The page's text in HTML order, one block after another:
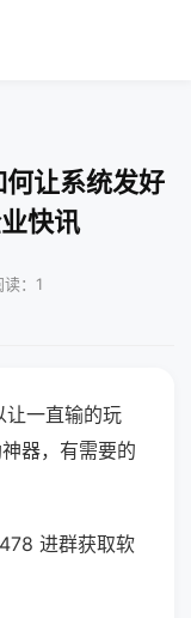
让系统发好
快讯
：1
让一直输的玩
器，有需要的
进群获取软